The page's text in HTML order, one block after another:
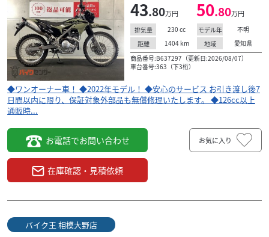
43.80万円 50.80万円
排気量 230 cc モデル年
不明
距離
1404 km 地域
愛知県
商品番号:B637297（更新日:2026/08/07）
車台番号:363（下3桁）
◆ワンオーナー車！ ◆2022年モデル！ ◆安心のサービス お引き渡し後7
日間以内に限り、保証対象外部品も無償修理いたします。 ◆126cc以上
通販時...
お電話でお問い合わせ
在庫確認・見積依頼
お気に入り
バイク王 相模大野店